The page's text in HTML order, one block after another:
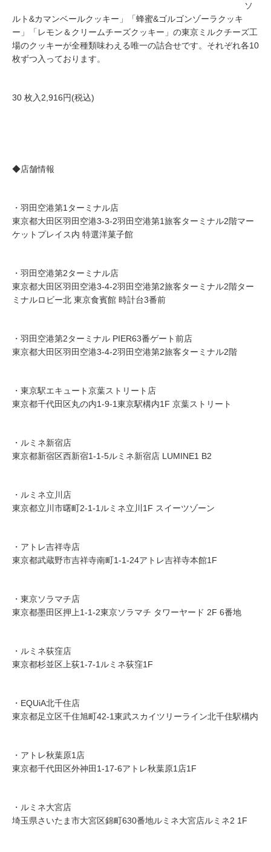
ソ
ルト&カマンベールクッキー」「蜂蜜&ゴルゴンゾーラクッキ
ー」「レモン＆クリームチーズクッキー」の東京ミルクチーズ工
場のクッキーが全種類味わえる唯一の詰合せです。それぞれ各10
枚ずつ入っております。
30 枚入2,916円(税込)
◆店舗情報
・羽田空港第1ターミナル店
東京都大田区羽田空港3-3-2羽田空港第1旅客ターミナル2階マー
ケットプレイス内 特選洋菓子館
・羽田空港第2ターミナル店
東京都大田区羽田空港3-4-2羽田空港第2旅客ターミナル2階ター
ミナルロビー北 東京食賓館 時計台3番前
・羽田空港第2ターミナル PIER63番ゲート前店
東京都大田区羽田空港3-4-2羽田空港第2旅客ターミナル2階
・東京駅エキュート京葉ストリート店
東京都千代田区丸の内1-9-1東京駅構内1F 京葉ストリート
・ルミネ新宿店
東京都新宿区西新宿1-1-5ルミネ新宿店 LUMINE1 B2
・ルミネ立川店
東京都立川市曙町2-1-1ルミネ立川1F スイーツゾーン
・アトレ吉祥寺店
東京都武蔵野市吉祥寺南町1-1-24アトレ吉祥寺本館1F
・東京ソラマチ店
東京都墨田区押上1-1-2東京ソラマチ タワーヤード 2F 6番地
・ルミネ荻窪店
東京都杉並区上荻1-7-1ルミネ荻窪1F
・EQUiA北千住店
東京都足立区千住旭町42-1東武スカイツリーライン北千住駅構内
・アトレ秋葉原1店
東京都千代田区外神田1-17-6アトレ秋葉原1店1F
・ルミネ大宮店
埼玉県さいたま市大宮区錦町630番地ルミネ大宮店ルミネ2 1F